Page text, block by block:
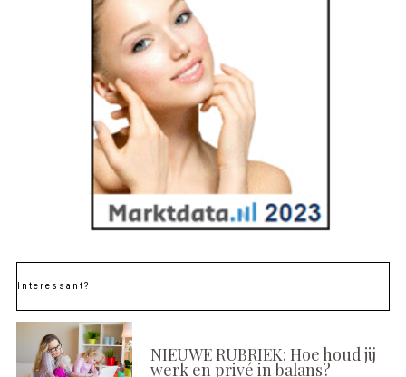
Interessant?
NIEUWE RUBRIEK: Hoe houd jij
werk en privé in balans?